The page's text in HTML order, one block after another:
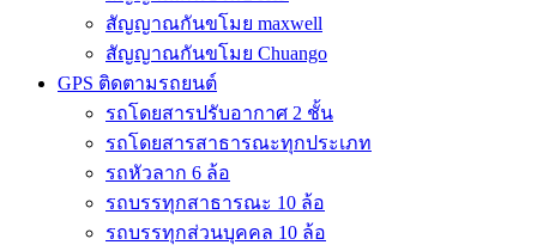
สัญญาณกันขโมย maxwell
สัญญาณกันขโมย Chuango
GPS ติดตามรถยนต์
รถโดยสารปรับอากาศ 2 ชั้น
รถโดยสารสาธารณะทุกประเภท
รถหัวลาก 6 ล้อ
รถบรรทุกสาธารณะ 10 ล้อ
รถบรรทุกส่วนบุคคล 10 ล้อ